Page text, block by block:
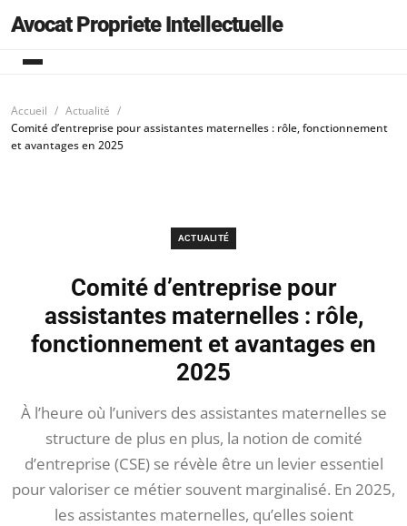
Avocat Propriete Intellectuelle
Accueil
Actualité
Comité d’entreprise pour assistantes maternelles : rôle, fonctionnement
et avantages en 2025
ACTUALITÉ
Comité d’entreprise pour
assistantes maternelles : rôle,
fonctionnement et avantages en
2025
À l’heure où l’univers des assistantes maternelles se
structure de plus en plus, la notion de comité
d’entreprise (CSE) se révèle être un levier essentiel
pour valoriser ce métier souvent marginalisé. En 2025,
les assistantes maternelles, qu’elles soient